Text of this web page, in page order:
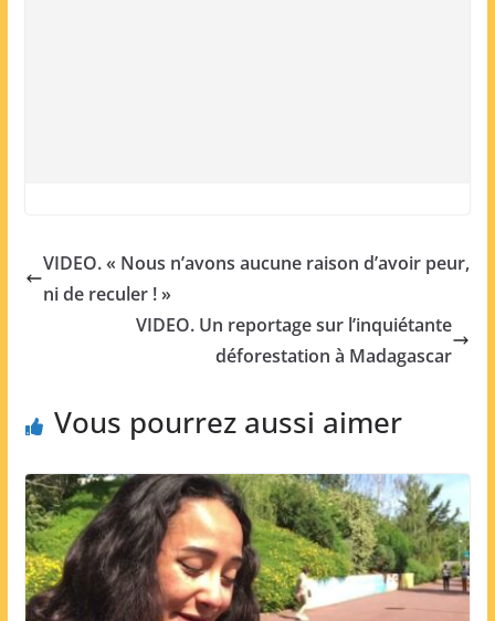
VIDEO. « Nous n’avons aucune raison d’avoir peur,
ni de reculer ! »
VIDEO. Un reportage sur l’inquiétante
déforestation à Madagascar
Vous pourrez aussi aimer